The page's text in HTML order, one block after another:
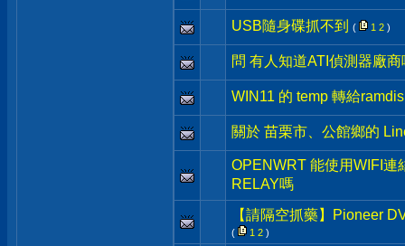
USB隨身碟抓不到 ( 1 2 )
問 有人知道ATI偵測器廠商
WIN11 的 temp 轉給
關於 苗栗市、公館鄉的
OPENWRT 能使用WIFI連
RELAY嗎
【請隔空抓藥】Pioneer
( 1 2 )